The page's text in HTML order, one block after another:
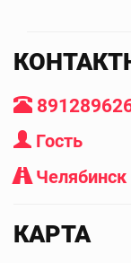
Гость
Челябинск
КАРТА